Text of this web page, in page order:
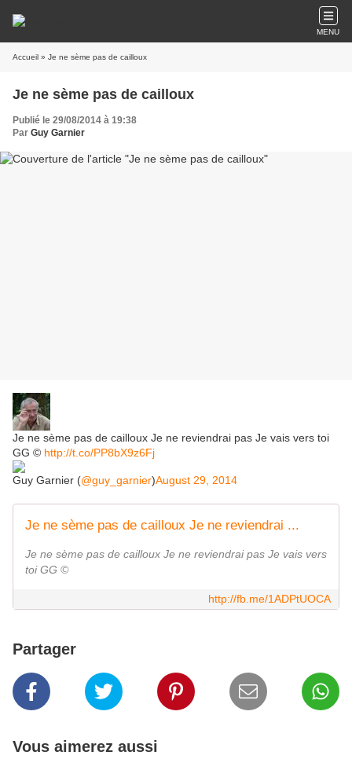
MENU
Accueil » Je ne sème pas de cailloux
Je ne sème pas de cailloux
Publié le 29/08/2014 à 19:38
Par Guy Garnier
Je ne sème pas de cailloux Je ne reviendrai pas Je vais vers toi
GG © http://t.co/PP8bX9z6Fj
Guy Garnier (@guy_garnier)August 29, 2014
Je ne sème pas de cailloux Je ne reviendrai ...
Je ne sème pas de cailloux Je ne reviendrai pas Je vais vers
toi GG ©
http://fb.me/1ADPtUOCA
Partager
Vous aimerez aussi